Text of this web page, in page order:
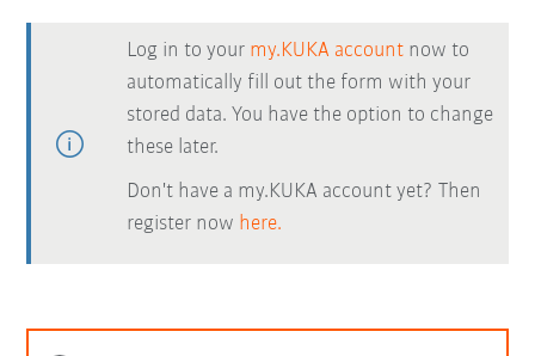
Log in to your my.KUKA account now to
automatically fill out the form with your
stored data. You have the option to change
these later.
Don't have a my.KUKA account yet? Then
register now here.